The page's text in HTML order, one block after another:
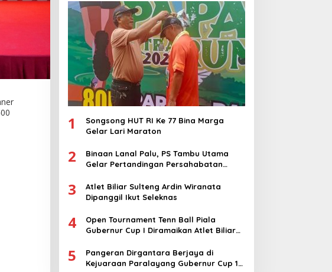
1
Songsong HUT RI Ke 77 Bina Marga
Gelar Lari Maraton
2
Binaan Lanal Palu, PS Tambu Utama
Gelar Pertandingan Persahabatan
3
Atlet Biliar Sulteng Ardin Wiranata
Dipanggil Ikut Seleknas
4
Open Tournament Tenn Ball Piala
Gubernur Cup I Diramaikan Atlet Biliar
5
Pangeran Dirgantara Berjaya di
Kejuaraan Paralayang Gubernur Cup 1